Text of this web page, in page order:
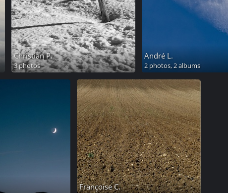
Christian P.
3 photos
André L.
2 photos,2 albums
Françoise C.